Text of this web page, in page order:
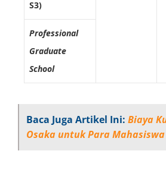
S3)
Professional
Graduate
School
Baca Juga Artikel Ini: Biaya
Osaka untuk Para Mahasiswa